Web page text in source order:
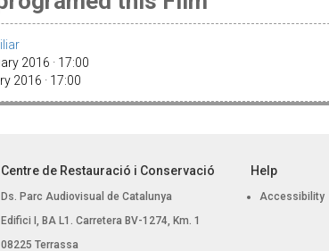
2016 · 17:00
2016 · 17:00
Centre de Restauració i Conservació
Ds. Parc Audiovisual de Catalunya
Edifici I, BA L1. Carretera BV-1274, Km. 1
08225 Terrassa
Help
Accessibility